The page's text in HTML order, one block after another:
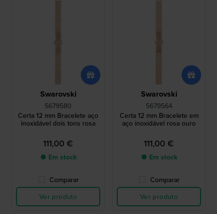
Swarovski
5679580
Certa 12 mm Bracelete aço
inoxidável dois tons rosa
111,00 €
● Em stock
Comparar
Ver produto
Swarovski
5679564
Certa 12 mm Bracelete em
aço inoxidável rosa ouro
111,00 €
● Em stock
Comparar
Ver produto